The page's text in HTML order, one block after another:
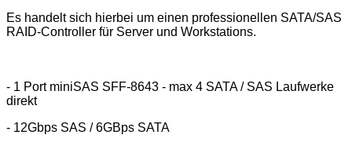
Es handelt sich hierbei um einen professionellen SATA/SAS
RAID-Controller für Server und Workstations.
- 1 Port miniSAS SFF-8643 - max 4 SATA / SAS Laufwerke
direkt
- 12Gbps SAS / 6GBps SATA